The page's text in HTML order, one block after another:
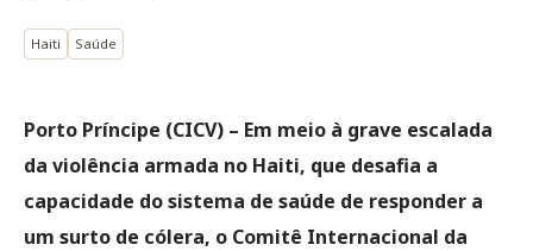
Haiti Saúde
Porto Príncipe (CICV) – Em meio à grave escalada
da violência armada no Haiti, que desafia a
capacidade do sistema de saúde de responder a
um surto de cólera, o Comitê Internacional da